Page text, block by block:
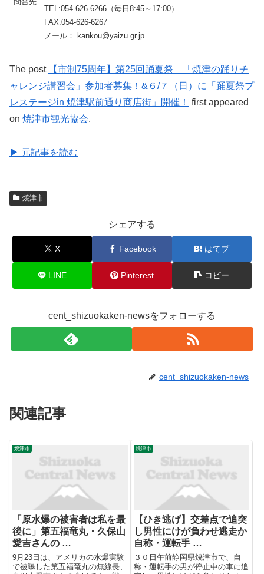
TEL:054-626-6266（毎日8:45～17:00）
FAX:054-626-6267
メール： kankou@yaizu.gr.jp
The post
【市制75周年】第25回踊夏祭 「焼津の踊りチ
ャレンジ講習会」参加者募集！&６/７（日）に「踊夏祭プ
レステージin 焼津駅前通り商店街」開催！
first appeared
on 焼津市観光協会.
▶ 元記事を読む
焼津市
シェアする
X Facebook はてブ
LINE Pinterest コピー
cent_shizuokaken-newsをフォローする
cent_shizuokaken-news
関連記事
焼津市
「原水爆の被害者は私を最
後に」第五福竜丸・久保山
愛吉さんの …
9月23日は、アメリカの水爆実験
で被曝した第五福竜丸の無線長、
焼津市
【ひき逃げ】交差点で追突
し男性にけが負わせ逃走か
自称・運転手 …
３０日午前静岡県焼津市で、自
称・運転手の男が停止中の車に追